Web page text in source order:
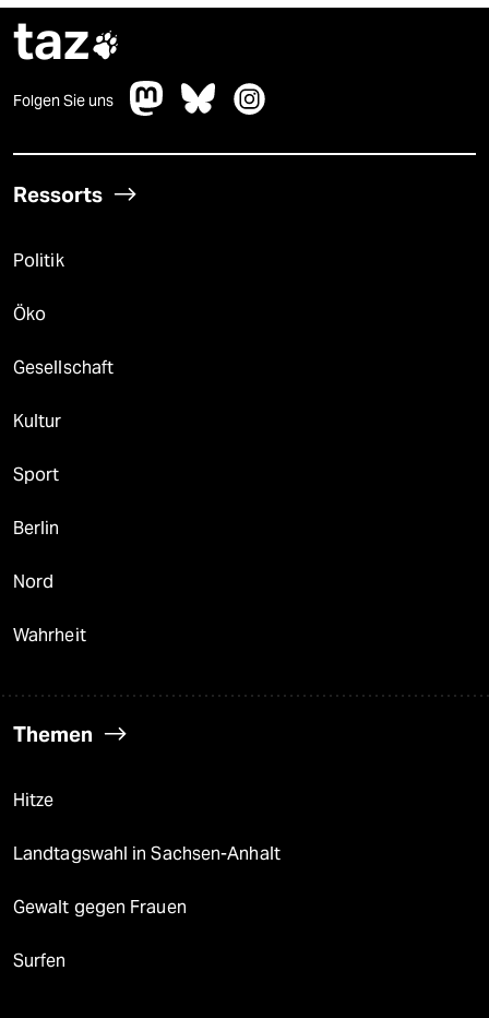
taz
Folgen Sie uns
Ressorts
Politik
Öko
Gesellschaft
Kultur
Sport
Berlin
Nord
Wahrheit
Themen
Hitze
Landtagswahl in Sachsen-Anhalt
Gewalt gegen Frauen
Surfen